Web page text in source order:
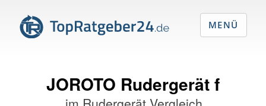
JOROTO Rudergerät f
MENÜ